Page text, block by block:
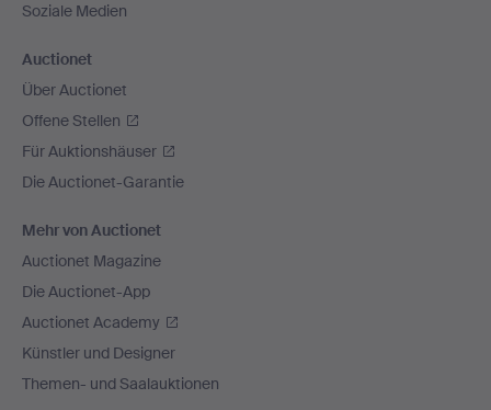
Soziale Medien
Auctionet
Über Auctionet
Offene Stellen
Für Auktionshäuser
Die Auctionet-Garantie
Mehr von Auctionet
Auctionet Magazine
Die Auctionet-App
Auctionet Academy
Künstler und Designer
Themen- und Saalauktionen